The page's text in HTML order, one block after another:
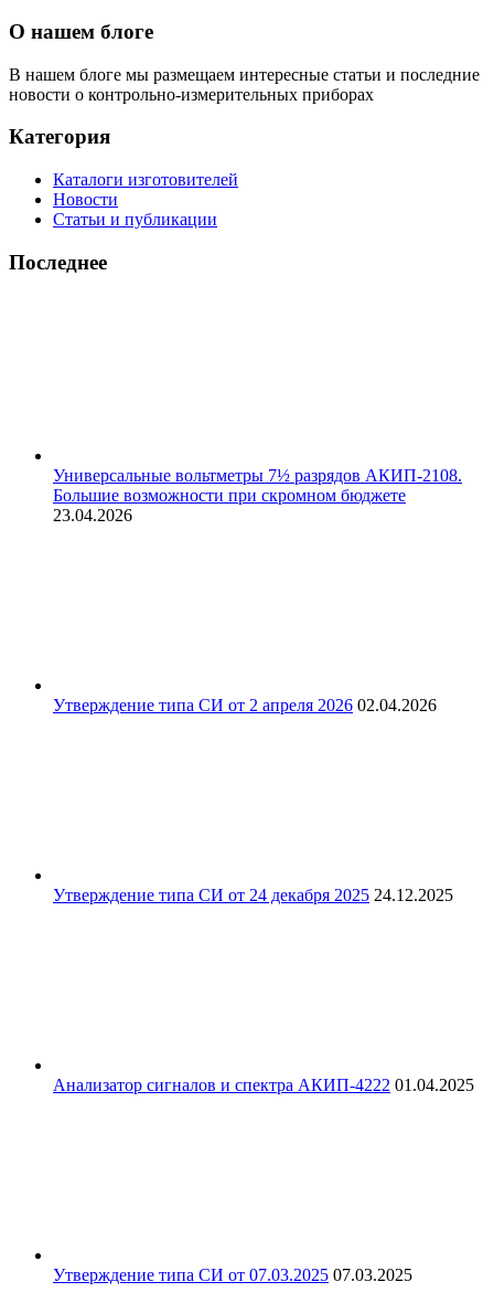
О нашем блоге
В нашем блоге мы размещаем интересные статьи и последние
новости о контрольно-измерительных приборах
Категория
Каталоги изготовителей
Новости
Статьи и публикации
Последнее
Универсальные вольтметры 7½ разрядов АКИП-2108.
Большие возможности при скромном бюджете
23.04.2026
Утверждение типа СИ от 2 апреля 2026 02.04.2026
Утверждение типа СИ от 24 декабря 2025 24.12.2025
Анализатор сигналов и спектра АКИП-4222 01.04.2025
Утверждение типа СИ от 07.03.2025 07.03.2025